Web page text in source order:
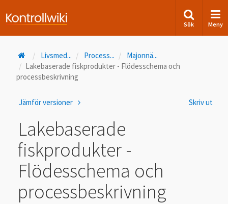
Sök Meny
Livsmed... Process... Majonnä...
Lakebaserade fiskprodukter - Flödesschema och
processbeskrivning
Skriv ut
Jämför versioner
Lakebaserade
fiskprodukter -
Flödesschema och
processbeskrivning